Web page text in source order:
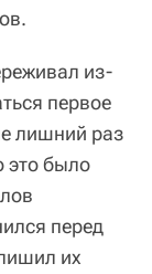
из-
первое
лишний раз
это было
перед
их